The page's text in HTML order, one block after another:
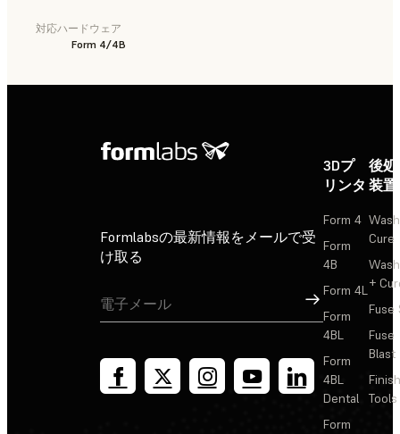
対応ハードウェア
Form 4/4B
Formlabsの最新情報をメールで受
け取る
サインアップ
3Dプ
リンタ
Form 4
Form
4B
Form 4L
Form
4BL
Form
4BL
Dental
Form
後
装置
Cure
+
Fuse
Fuse
Blast
Tools